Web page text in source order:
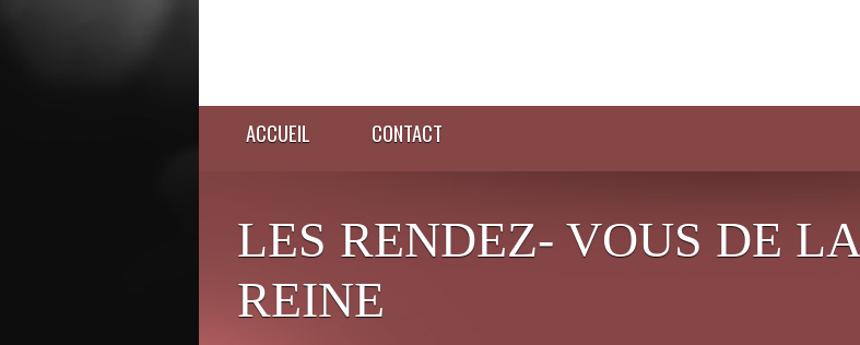
ACCUEIL CONTACT
LES RENDEZ- VOUS DE LA
REINE